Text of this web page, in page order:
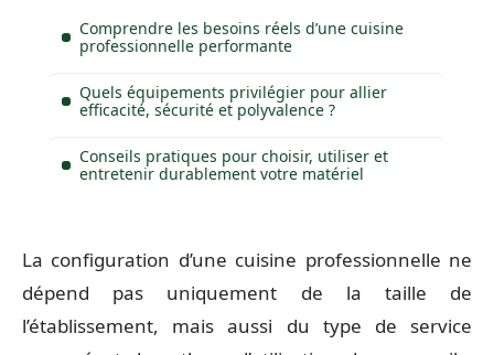
Comprendre les besoins réels d’une cuisine
professionnelle performante
Quels équipements privilégier pour allier
efficacité, sécurité et polyvalence ?
Conseils pratiques pour choisir, utiliser et
entretenir durablement votre matériel
La configuration d’une cuisine professionnelle ne
dépend pas uniquement de la taille de
l’établissement, mais aussi du type de service